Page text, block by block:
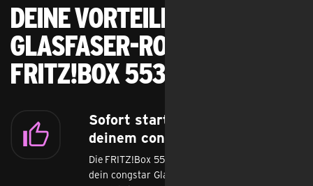
Deine Vorteile mit dem
Glasfaser-Router
FRITZ!Box 5530 Fiber
Sofort startklar an
deinem congstar
Die FRITZ!Box 5530 Fiber ist optimal für
dein congstar Glasfaser-Internet vorbereitet.